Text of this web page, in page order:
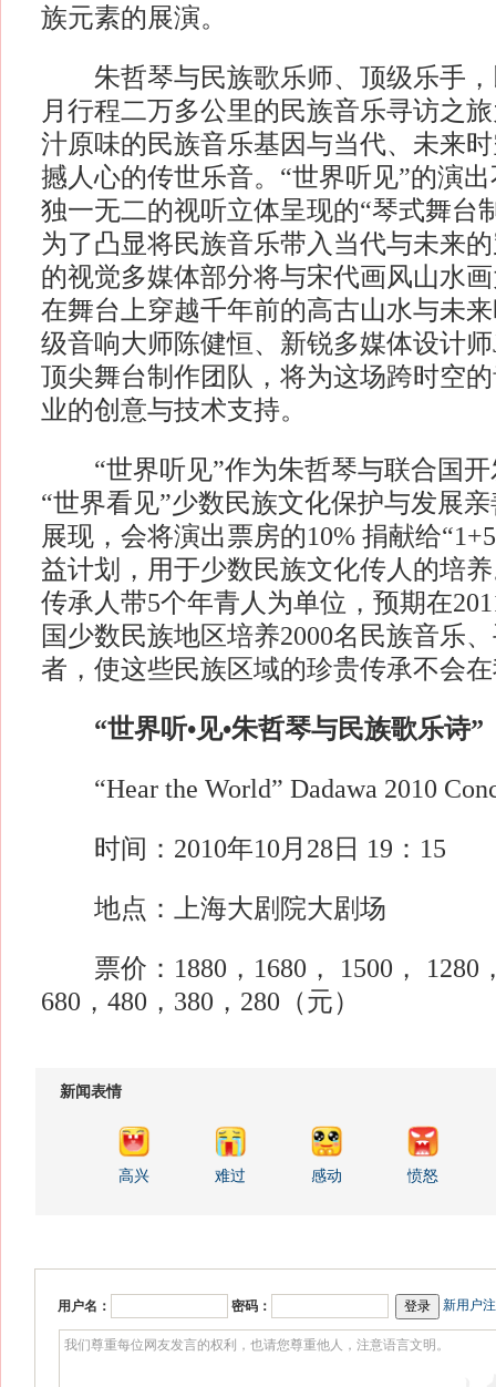
族元素的展演。
朱哲琴与民族歌乐师、顶级乐手，
月行程二万多公里的民族音乐寻访之
汁原味的民族音乐基因与当代、未来
撼人心的传世乐音。“世界听见”的演
独一无二的视听立体呈现的“琴式舞台
为了凸显将民族音乐带入当代与未来
的视觉多媒体部分将与宋代画风山水
在舞台上穿越千年前的高古山水与未
级音响大师陈健恒、新锐多媒体设计师
顶尖舞台制作团队，将为这场跨时空
业的创意与技术支持。
“世界听见”作为朱哲琴与联合国开
“世界看见”少数民族文化保护与发展
展现，会将演出票房的10% 捐献给
益计划，用于少数民族文化传人的培
传承人带5个年青人为单位，预期在
国少数民族地区培养2000名民族音乐
者，使这些民族区域的珍贵传承不会
“世界听•见•朱哲琴与民族歌乐诗”
“Hear the World” Dadawa 2010
时间：2010年10月28日 19：15
地点：上海大剧院大剧场
票价：1880，1680， 1500， 1280
680，480，380，280（元）
新闻表情
高兴 难过 感动 愤怒
用户名： 密码： 新用户